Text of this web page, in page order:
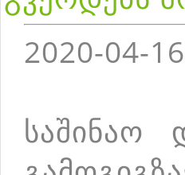
2020-04-
საშინაო